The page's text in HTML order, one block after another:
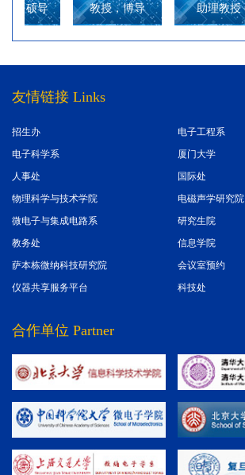
教授，博导 助理教授
友情链接 Links
电子工程系
招生办
厦门大学
电子科学系
国际处
人事处
电磁声学研究院
物理科学与技术学院
研究生院
微电子与集成电路系
信息学院
教务处
会议室预约
萨本栋微纳科技研究院
科技处
仪器共享服务平台
合作单位 Partner